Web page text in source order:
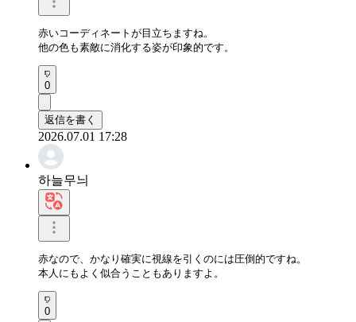
赤いコーディネートが目立ちますね。
他の色も素敵に消化する姿が印象的です。
0
返信を書く
2026.07.01 17:28
하늘무늬
赤なので、かなり確実に視線を引くのには圧倒的ですね。
本人にもよく似合うこともありますよ。
0